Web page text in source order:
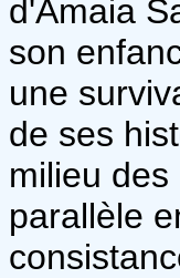
d'Amaia
son
une
de ses
milieu
parallèle